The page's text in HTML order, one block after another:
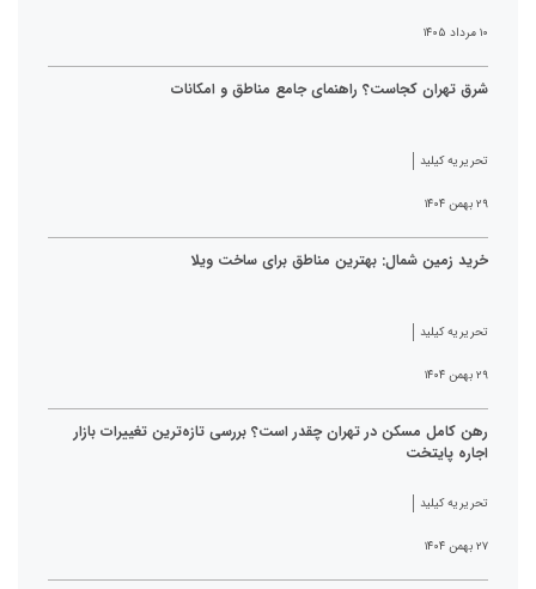
۱۰ مرداد ۱۴۰۵
شرق تهران کجاست؟ راهنمای جامع مناطق و امکانات
تحریریه کیلید
۲۹ بهمن ۱۴۰۴
خرید زمین شمال: بهترین مناطق برای ساخت ویلا
تحریریه کیلید
۲۹ بهمن ۱۴۰۴
رهن کامل مسکن در تهران چقدر است؟ بررسی تازه‌ترین تغییرات بازار
اجاره پایتخت
تحریریه کیلید
۲۷ بهمن ۱۴۰۴